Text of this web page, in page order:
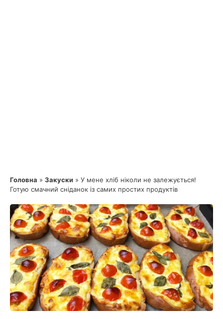
Головна » Закуски » У мене хліб ніколи не залежується!
Готую смачний сніданок із самих простих продуктів